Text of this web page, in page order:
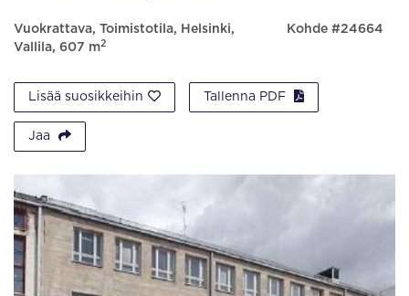
Vuokrattava, Toimistotila, Helsinki,
Vallila, 607 m2
Kohde #24664
Lisää suosikkeihin Tallenna PDF
Jaa